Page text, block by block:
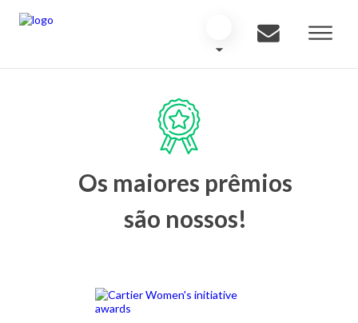
Os maiores prêmios
são nossos!